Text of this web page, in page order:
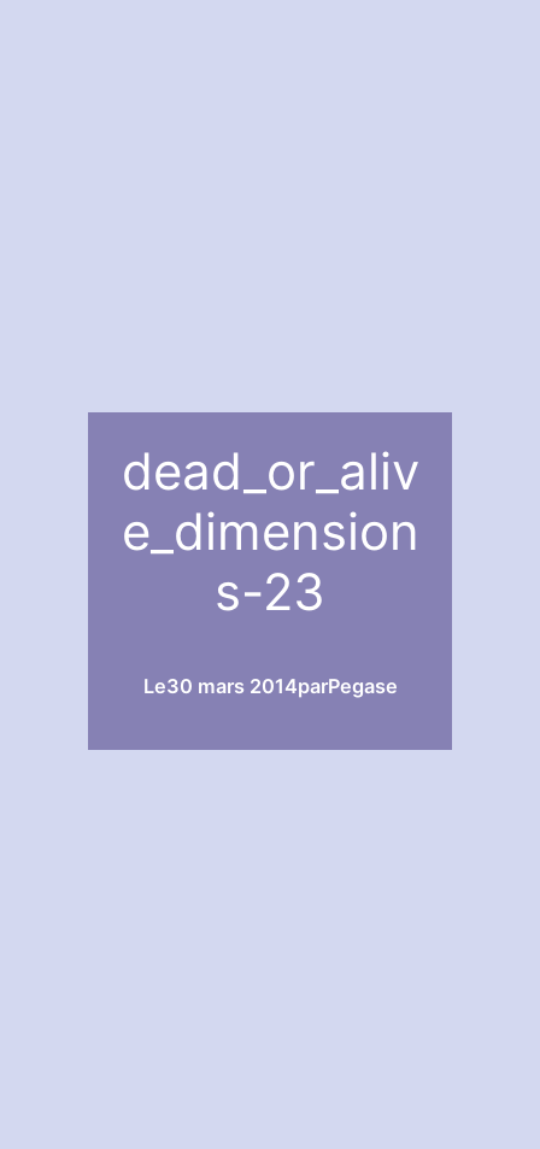
dead_or_aliv
e_dimension
s-23
Le30 mars 2014parPegase